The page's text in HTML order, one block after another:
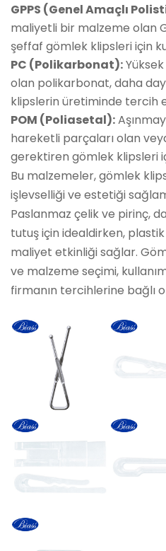
GPPS (Genel Amaçlı
maliyetli bir malzeme olan
şeffaf gömlek klipsleri için
PC (Polikarbonat):
olan polikarbonat, daha
klipslerin üretiminde tercih
POM (Poliasetal):
hareketli parçaları olan
gerektiren gömlek klipsleri
Bu malzemeler, gömlek
işlevselliği ve estetiği
Paslanmaz çelik ve pirinç,
tutuş için idealdirken,
maliyet etkinliği sağlar.
ve malzeme seçimi,
firmanın tercihlerine bağlı